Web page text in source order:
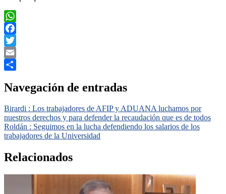
WhatsApp
Facebook
Twitter
Email
Navegación de entradas
Birardi : Los trabajadores de AFIP y ADUANA luchamos por
nuestros derechos y para defender la recaudación que es de todos
Roldán : Seguimos en la lucha defendiendo los salarios de los
trabajadores de la Universidad
Relacionados